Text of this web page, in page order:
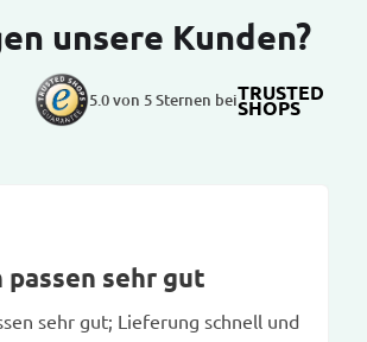
unsere Kunden?
5.0 von 5 Sternen beiTRUSTED
SHOPS
passen sehr gut
sehr gut; Lieferung schnell und